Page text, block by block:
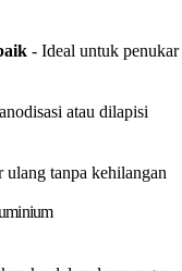
- Ideal untuk penukar
atau dilapisi
ulang tanpa kehilangan